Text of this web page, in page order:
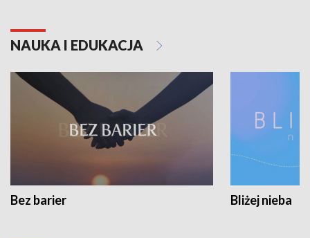
NAUKA I EDUKACJA
Bez barier Bliżej nieba